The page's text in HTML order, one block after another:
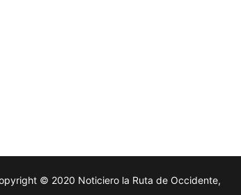
© 2020 Noticiero la Ruta de Occidente,